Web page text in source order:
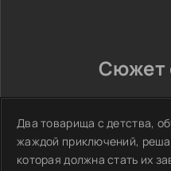
Сюжет
Два товарища с детства,
жаждой приключений,
которая должна стать их